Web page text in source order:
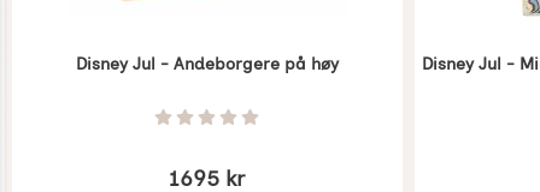
Disney Jul - Andeborgere på høy
Varenummer 7446 Vurdering: 0 Stjerne av 5
1695 kr
Disney Jul -
Varenummer